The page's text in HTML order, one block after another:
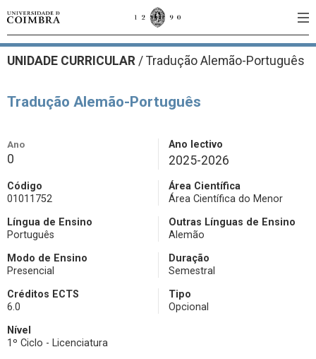
UNIDADE CURRICULAR / Tradução Alemão-Português
Tradução Alemão-Português
Ano
0
Ano lectivo
2025-2026
Código
01011752
Área Científica
Área Científica do Menor
Língua de Ensino
Português
Outras Línguas de Ensino
Alemão
Modo de Ensino
Presencial
Duração
Semestral
Créditos ECTS
6.0
Tipo
Opcional
Nível
1º Ciclo - Licenciatura